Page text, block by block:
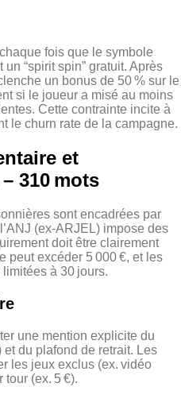
fois que le symbole
“spirit spin” gratuit. Après
un bonus de 50 % sur le
si le joueur a misé au moins
Cette contrainte incite à
le churn rate de la campagne.
et
310 mots
sont encadrées par
(ex‑ARJEL) impose des
doit être clairement
peut excéder 5 000 €, et les
à 30 jours.
une mention explicite du
et du plafond de retrait. Les
les jeux exclus (ex. vidéo
(ex. 5 €).